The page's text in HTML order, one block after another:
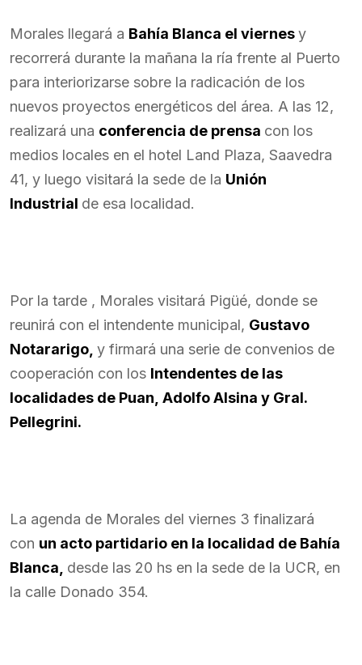
Morales llegará a Bahía Blanca el viernesy
recorrerá durante la mañana la ría frente al Puerto
para interiorizarse sobre la radicación de los
nuevos proyectos energéticos del área. A las 12,
realizará una conferencia de prensa con los
medios locales en el hotel Land Plaza, Saavedra
41, y luego visitará la sede de la Unión
Industrial de esa localidad.
Por la tarde , Morales visitará Pigüé, donde se
reunirá con el intendente municipal, Gustavo
Notararigo, y firmará una serie de convenios de
cooperación con los Intendentes de las
localidades de Puan, Adolfo Alsina y Gral.
Pellegrini.
La agenda de Morales del viernes 3 finalizará
con un acto partidario en la localidad de Bahía
Blanca, desde las 20 hs en la sede de la UCR, en
la calle Donado 354.